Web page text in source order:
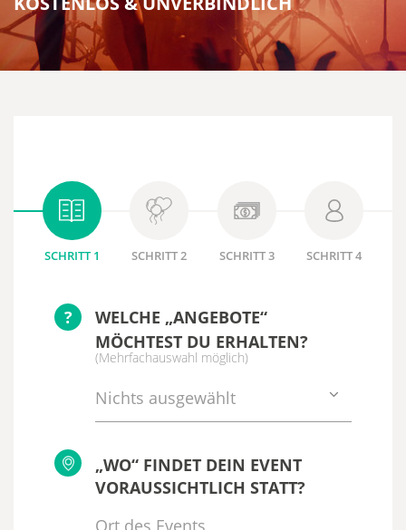
SCHRITT 1 SCHRITT 2 SCHRITT 3 SCHRITT 4
?
WELCHE „ANGEBOTE“
MÖCHTEST DU ERHALTEN?
(Mehrfachauswahl möglich)
Nichts ausgewählt
„WO“ FINDET DEIN EVENT
VORAUSSICHTLICH STATT?